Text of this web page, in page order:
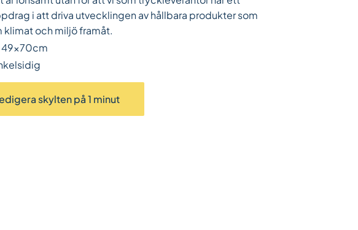
i att driva utvecklingen av hållbara produkter som
klimat och miljö framåt.
49x70cm
skylten på 1 minut